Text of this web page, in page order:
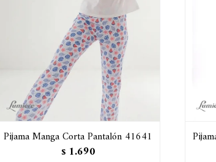
Pijama Manga Corta Pantalón 41641
$ 1.690